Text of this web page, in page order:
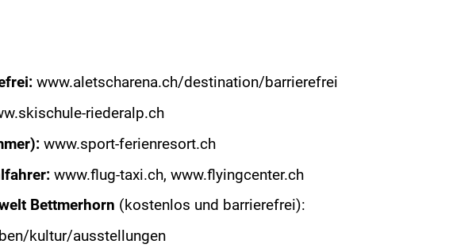
www.aletscharena.ch/destination/barrierefrei
riederalp.ch
www.sport-ferienresort.ch
www.flug-taxi.ch, www.flyingcenter.ch
Bettmerhorn (kostenlos und barrierefrei):
kultur/ausstellungen